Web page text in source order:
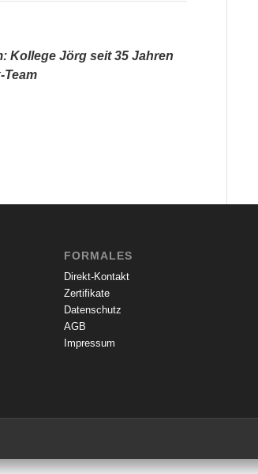
Kollege Jörg seit 35 Jahren
Team
FORMALES
Direkt-Kontakt
Zertifikate
Datenschutz
AGB
Impressum